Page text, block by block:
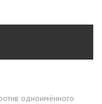
одноимённого